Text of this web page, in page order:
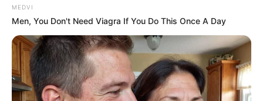
Why this ordinary drink is the secret to feeling your
best every day
CTA FAVORITE
MEDVI
Men, You Don't Need Viagra If You Do This Once A Day